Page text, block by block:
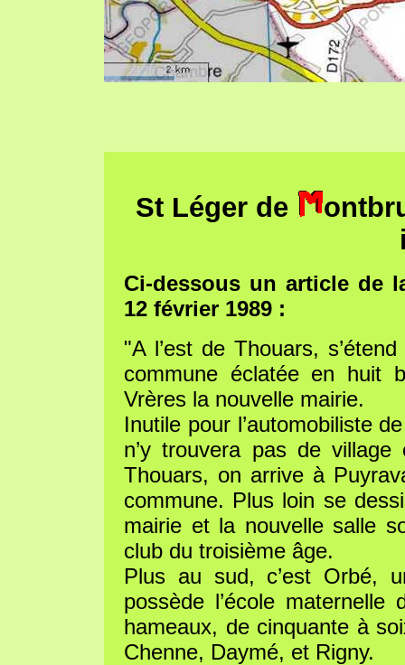
St Léger de
Ci-dessous un article de
12 février 1989 :
"A l’est de Thouars,
commune éclatée en huit
Vrères la nouvelle mairie.
Inutile pour l’automobiliste
n’y trouvera pas de
Thouars, on arrive à
commune. Plus loin se
mairie et la nouvelle salle
club du troisième âge.
Plus au sud, c’est Orbé,
possède l’école
hameaux, de cinquante à
Chenne, Daymé, et Rigny.